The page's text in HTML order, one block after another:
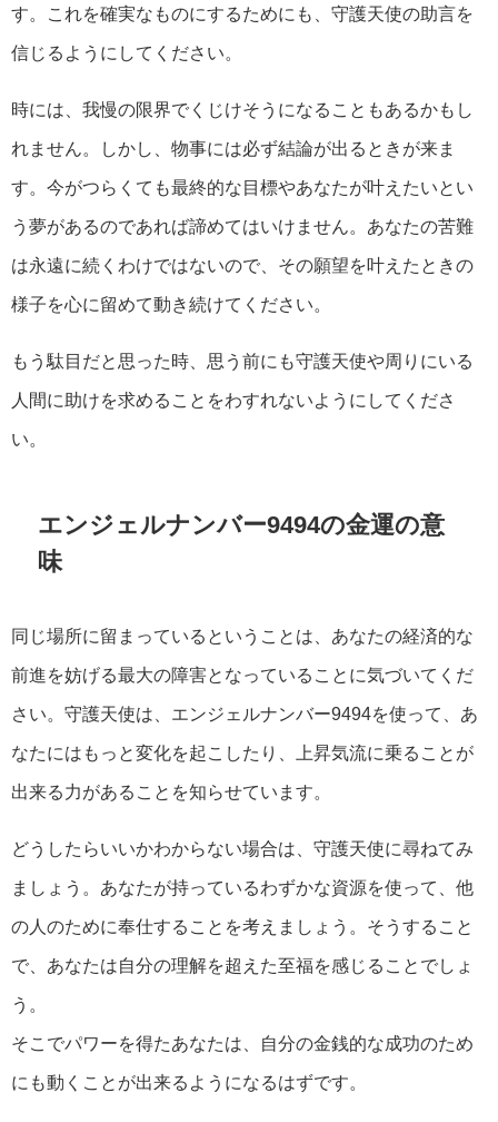
す。これを確実なものにするためにも、守護天使の助言を
信じるようにしてください。
時には、我慢の限界でくじけそうになることもあるかもし
れません。しかし、物事には必ず結論が出るときが来ま
す。今がつらくても最終的な目標やあなたが叶えたいとい
う夢があるのであれば諦めてはいけません。あなたの苦難
は永遠に続くわけではないので、その願望を叶えたときの
様子を心に留めて動き続けてください。
もう駄目だと思った時、思う前にも守護天使や周りにいる
人間に助けを求めることをわすれないようにしてくださ
い。
エンジェルナンバー9494の金運の意
味
同じ場所に留まっているということは、あなたの経済的な
前進を妨げる最大の障害となっていることに気づいてくだ
さい。守護天使は、エンジェルナンバー9494を使って、あ
なたにはもっと変化を起こしたり、上昇気流に乗ることが
出来る力があることを知らせています。
どうしたらいいかわからない場合は、守護天使に尋ねてみ
ましょう。あなたが持っているわずかな資源を使って、他
の人のために奉仕することを考えましょう。そうすること
で、あなたは自分の理解を超えた至福を感じることでしょ
う。
そこでパワーを得たあなたは、自分の金銭的な成功のため
にも動くことが出来るようになるはずです。